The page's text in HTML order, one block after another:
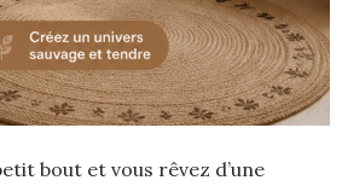
bout et vous rêvez d’une